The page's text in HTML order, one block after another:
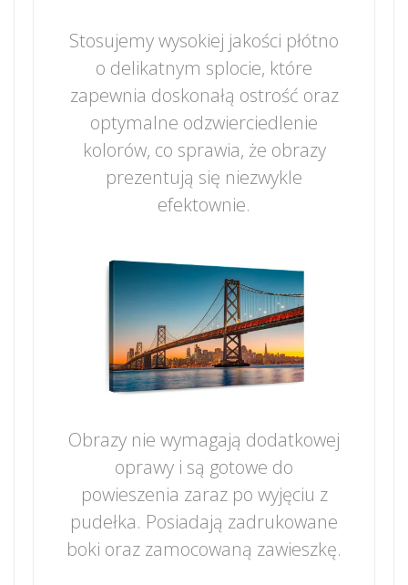
Stosujemy wysokiej jakości płótno
o delikatnym splocie, które
zapewnia doskonałą ostrość oraz
optymalne odzwierciedlenie
kolorów, co sprawia, że obrazy
prezentują się niezwykle
efektownie.
Obrazy nie wymagają dodatkowej
oprawy i są gotowe do
powieszenia zaraz po wyjęciu z
pudełka. Posiadają zadrukowane
boki oraz zamocowaną zawieszkę.